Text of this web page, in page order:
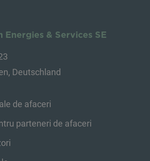
Energies & Services SE
Deutschland
de afaceri
parteneri de afaceri